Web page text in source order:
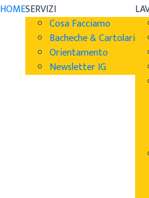
HOMESERVIZI
Cosa Facciamo
Bacheche & Cartolari
Orientamento
Newsletter IG